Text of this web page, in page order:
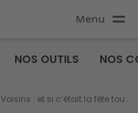
Menu
NOS OUTILS NOS
Voisins : et si c’était la fête tous les jours ?